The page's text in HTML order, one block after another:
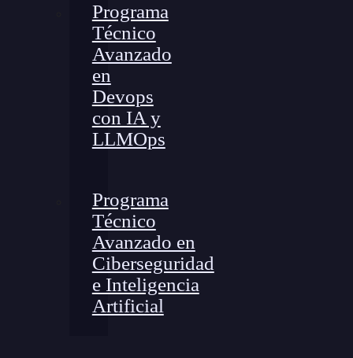
Programa
Técnico
Avanzado
en
Devops
con IA y
LLMOps
Programa
Técnico
Avanzado en
Ciberseguridad
e Inteligencia
Artificial